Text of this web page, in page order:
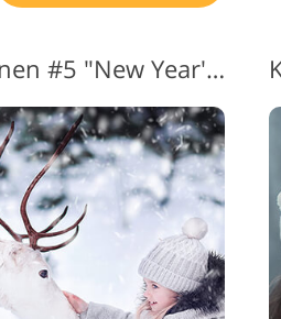
Schnee-Photoshop-Aktionen #5 "New Year's Toy"